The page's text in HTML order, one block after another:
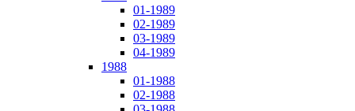
01-1989
02-1989
03-1989
04-1989
1988
01-1988
02-1988